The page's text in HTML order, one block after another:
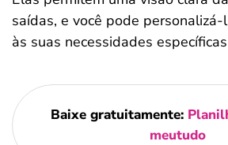
saídas, e você pode
às suas necessidades
Baixe gratuitamente:
meutudo